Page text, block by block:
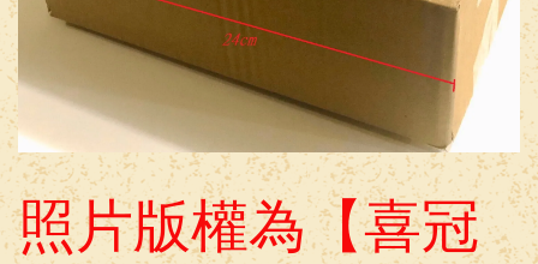
照片版權為【喜冠